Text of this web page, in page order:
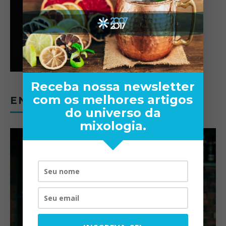
ENTREVISTAS
Receba nossa newsletter
com os melhores artigos
do universo da
mixologia.